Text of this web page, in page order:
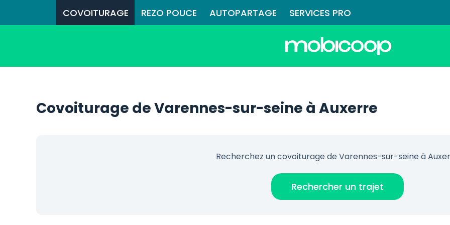
COVOITURAGE REZO POUCE AUTOPARTAGE SERVICES PRO
Covoiturage de Varennes-sur-seine à Auxerre
Recherchez un covoiturage de Varennes-sur-seine à
Rechercher un trajet